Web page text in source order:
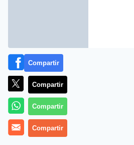
Más información
Compartir
Compartir
Compartir
Compartir